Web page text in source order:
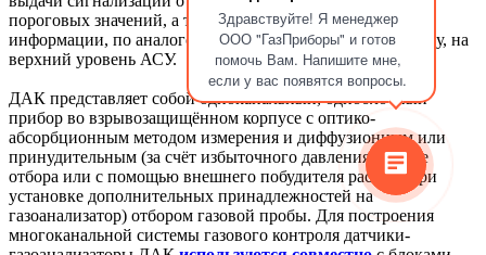
Здравствуйте! Я менеджер
ООО "ГазПриборы" и готов
помочь Вам. Напишите мне,
если у вас появятся вопросы.
пороговых значений, а также передачи измерительной
информации, по аналоговому или цифровому интерфейсу, на
верхний уровень АСУ.
ДАК представляет собой одноканальный, одноблочный
прибор во взрывозащищённом корпусе с оптико-
абсорбционным методом измерения и диффузионным или
принудительным (за счёт избыточного давления в точке
отбора или с помощью внешнего побудителя расхода при
установке дополнительных принадлежностей на
газоанализатор) отбором газовой пробы. Для построения
многоканальной системы газового контроля датчики-